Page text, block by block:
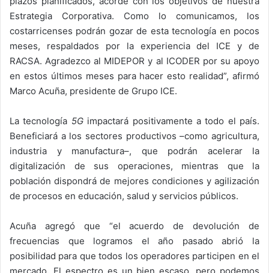
Estrategia Corporativa. Como lo comunicamos, los
costarricenses podrán gozar de esta tecnología en pocos
meses, respaldados por la experiencia del ICE y de
RACSA. Agradezco al MIDEPOR y al ICODER por su apoyo
en estos últimos meses para hacer esto realidad”, afirmó
Marco Acuña, presidente de Grupo ICE.
La tecnología 5Gimpactará positivamente a todo el país.
Beneficiará a los sectores productivos –como agricultura,
industria y manufactura–, que podrán acelerar la
digitalización de sus operaciones, mientras que la
población dispondrá de mejores condiciones y agilización
de procesos en educación, salud y servicios públicos.
Acuña agregó que “el acuerdo de devolución de
frecuencias que logramos el año pasado abrió la
posibilidad para que todos los operadores participen en el
mercado. El espectro es un bien escaso, pero podemos